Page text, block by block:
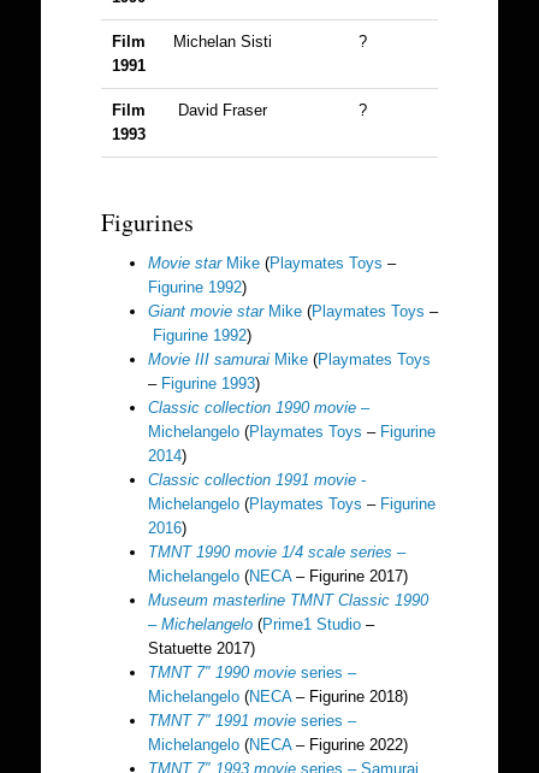
Film
1991
Michelan Sisti ?
Film
1993
David Fraser ?
Figurines
Movie starMike(Playmates Toys –
Figurine 1992)
Giant movie star Mike(Playmates Toys –
Figurine 1992)
Movie III samuraiMike(Playmates Toys
– Figurine 1993)
Classic collection 1990 movie–
Michelangelo(Playmates Toys – Figurine
2014)
Classic collection 1991 movie -
Michelangelo(Playmates Toys – Figurine
2016)
TMNT 1990 movie 1/4 scale series –
Michelangelo(NECA– Figurine 2017)
Museum masterline TMNT Classic 1990
– Michelangelo (Prime1 Studio–
Statuette 2017)
TMNT 7″ 1990 movieseries –
Michelangelo(NECA– Figurine 2018)
TMNT 7″ 1991 movieseries –
Michelangelo(NECA– Figurine 2022)
TMNT 7″ 1993 movieseries – Samurai